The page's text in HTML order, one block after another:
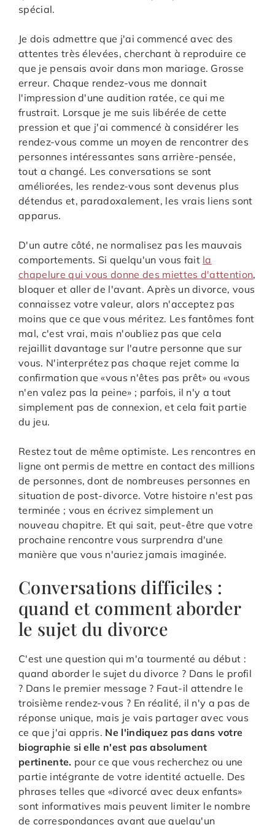
spécial.
Je dois admettre que j'ai commencé avec des
attentes très élevées, cherchant à reproduire ce
que je pensais avoir dans mon mariage. Grosse
erreur. Chaque rendez-vous me donnait
l'impression d'une audition ratée, ce qui me
frustrait. Lorsque je me suis libérée de cette
pression et que j'ai commencé à considérer les
rendez-vous comme un moyen de rencontrer des
personnes intéressantes sans arrière-pensée,
tout a changé. Les conversations se sont
améliorées, les rendez-vous sont devenus plus
détendus et, paradoxalement, les vrais liens sont
apparus.
D'un autre côté, ne normalisez pas les mauvais
comportements. Si quelqu'un vous fait la
chapelure qui vous donne des miettes d'attention,
bloquer et aller de l'avant. Après un divorce, vous
connaissez votre valeur, alors n'acceptez pas
moins que ce que vous méritez. Les fantômes font
mal, c'est vrai, mais n'oubliez pas que cela
rejaillit davantage sur l'autre personne que sur
vous. N'interprétez pas chaque rejet comme la
confirmation que «vous n'êtes pas prêt» ou «vous
n'en valez pas la peine» ; parfois, il n'y a tout
simplement pas de connexion, et cela fait partie
du jeu.
Restez tout de même optimiste. Les rencontres en
ligne ont permis de mettre en contact des millions
de personnes, dont de nombreuses personnes en
situation de post-divorce. Votre histoire n'est pas
terminée ; vous en écrivez simplement un
nouveau chapitre. Et qui sait, peut-être que votre
prochaine rencontre vous surprendra d'une
manière que vous n'auriez jamais imaginée.
Conversations difficiles :
quand et comment aborder
le sujet du divorce
C'est une question qui m'a tourmenté au début :
quand aborder le sujet du divorce ? Dans le profil
? Dans le premier message ? Faut-il attendre le
troisième rendez-vous ? En réalité, il n'y a pas de
réponse unique, mais je vais partager avec vous
ce que j'ai appris. Ne l'indiquez pas dans votre
biographie si elle n'est pas absolument
pertinente. pour ce que vous recherchez ou une
partie intégrante de votre identité actuelle. Des
phrases telles que «divorcé avec deux enfants»
sont informatives mais peuvent limiter le nombre
de correspondances avant que quelqu'un